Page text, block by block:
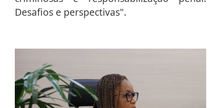
Desafios e perspectivas".